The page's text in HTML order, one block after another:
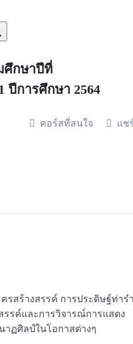
ศึกษาปีที่
ปีการศึกษา 2564
คอร์สที่สนใจ แช
รสร้างสรรค์ การประดิษฐ์ท่าร
รค์และการวิจารณ์การแสดง
ฏศิลป์ในโอกาสต่างๆ